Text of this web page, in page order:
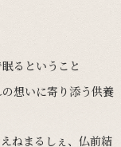
るということ
想いに寄り添う供養
ねまるしぇ、仏前結